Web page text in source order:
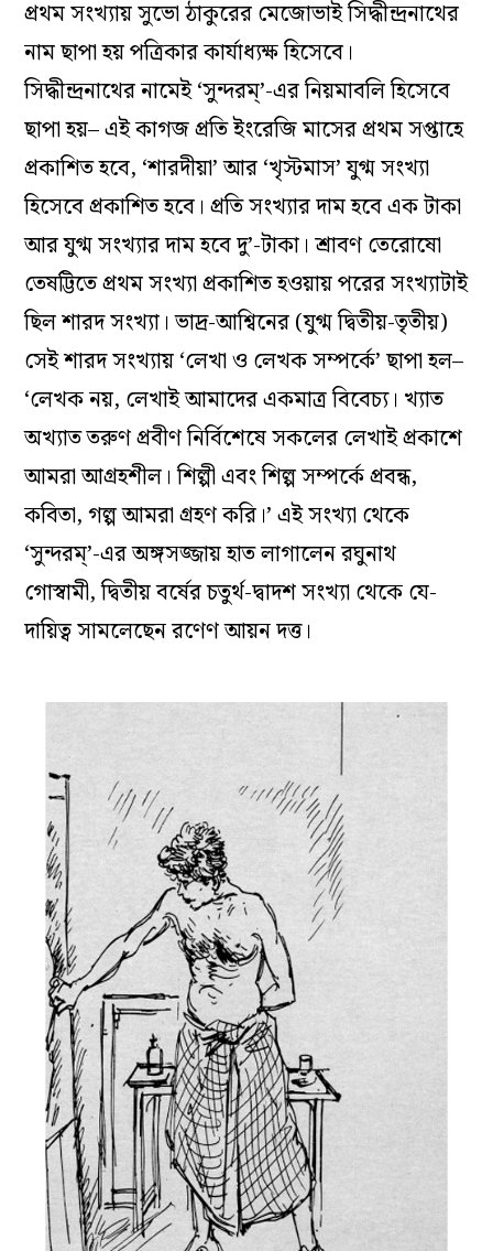
প্রথম সংখ্যায় সুভো ঠাকুরের মেজোভাই সিদ্ধীন্দ্রনাথের
নাম ছাপা হয় পত্রিকার কার্যাধ্যক্ষ হিসেবে।
সিদ্ধীন্দ্রনাথের নামেই ‘সুন্দরম্‌’-এর নিয়মাবলি হিসেবে
ছাপা হয়– এই কাগজ প্রতি ইংরেজি মাসের প্রথম সপ্তাহে
প্রকাশিত হবে, ‘শারদীয়া’ আর ‘খৃস্টমাস’ যুগ্ম সংখ্যা
হিসেবে প্রকাশিত হবে। প্রতি সংখ্যার দাম হবে এক টাকা
আর যুগ্ম সংখ্যার দাম হবে দু’-টাকা। শ্রাবণ তেরোষো
তেষট্টিতে প্রথম সংখ্যা প্রকাশিত হওয়ায় পরের সংখ্যাটাই
ছিল শারদ সংখ্যা। ভাদ্র-আশ্বিনের (যুগ্ম দ্বিতীয়-তৃতীয়)
সেই শারদ সংখ্যায় ‘লেখা ও লেখক সম্পর্কে’ ছাপা হল–
‘লেখক নয়, লেখাই আমাদের একমাত্র বিবেচ্য। খ্যাত
অখ্যাত তরুণ প্রবীণ নির্বিশেষে সকলের লেখাই প্রকাশে
আমরা আগ্রহশীল। শিল্পী এবং শিল্প সম্পর্কে প্রবন্ধ,
কবিতা, গল্প আমরা গ্রহণ করি।’ এই সংখ্যা থেকে
‘সুন্দরম্‌’-এর অঙ্গসজ্জায় হাত লাগালেন রঘুনাথ
গোস্বামী, দ্বিতীয় বর্ষের চতুর্থ-দ্বাদশ সংখ্যা থেকে যে-
দায়িত্ব সামলেছেন রণেণ আয়ন দত্ত।